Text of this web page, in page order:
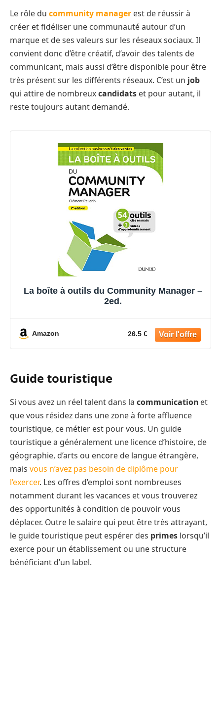
Le rôle du community manager est de réussir à
créer et fidéliser une communauté autour d’un
marque et de ses valeurs sur les réseaux sociaux. Il
convient donc d’être créatif, d’avoir des talents de
communicant, mais aussi d’être disponible pour être
très présent sur les différents réseaux. C’est un job
qui attire de nombreuxcandidats et pour autant, il
reste toujours autant demandé.
La boîte à outils du Community Manager –
2ed.
Amazon 26.5 €
Guide touristique
Si vous avez un réel talent dans la communication et
que vous résidez dans une zone à forte affluence
touristique, ce métier est pour vous. Un guide
touristique a généralement une licence d’histoire, de
géographie, d’arts ou encore de langue étrangère,
mais vous n’avez pas besoin de diplôme pour
l’exercer. Les offres d’emploi sont nombreuses
notamment durant les vacances et vous trouverez
des opportunités à condition de pouvoir vous
déplacer. Outre le salaire qui peut être très attrayant,
le guide touristique peut espérer des primes lorsqu’il
exerce pour un établissement ou une structure
bénéficiant d’un label.